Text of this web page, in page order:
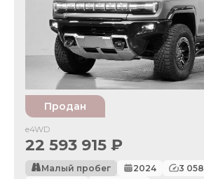
Продан
e4WD
22 593 915 ₽
Малый пробег 2024 3 058